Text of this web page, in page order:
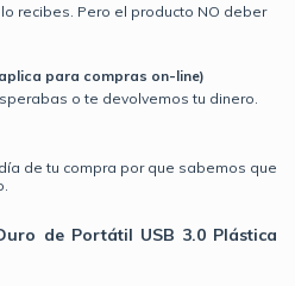
recibes. Pero el producto NO deber
para compras on-line)
o te devolvemos tu dinero.
de tu compra por que sabemos que
de Portátil USB 3.0 Plástica